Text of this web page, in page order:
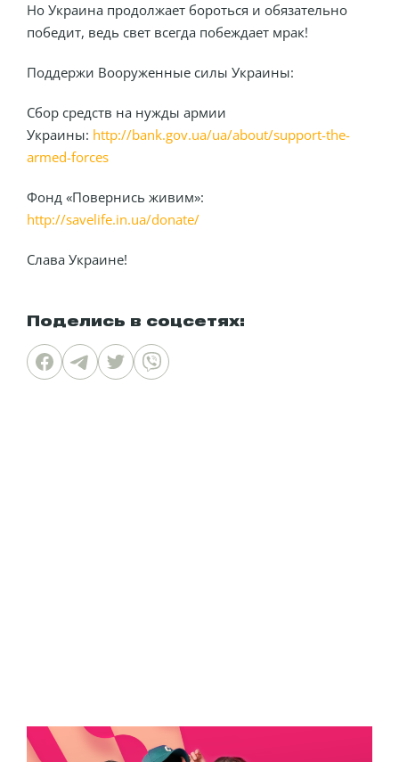
Но Украина продолжает бороться и обязательно
победит, ведь свет всегда побеждает мрак!
Поддержи Вооруженные силы Украины:
Сбор средств на нужды армии
Украины: http://bank.gov.ua/ua/about/support-the-
armed-forces
Фонд «Повернись живим»:
http://savelife.in.ua/donate/
Слава Украине!
Поделись в соцсетях: